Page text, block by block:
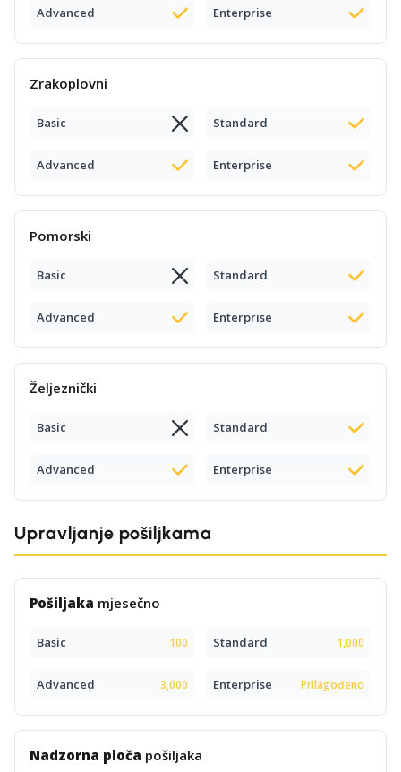
Advanced Enterprise
Zrakoplovni
Basic Standard
Advanced Enterprise
Pomorski
Basic Standard
Advanced Enterprise
Željeznički
Basic Standard
Advanced Enterprise
Upravljanje pošiljkama
Pošiljaka mjesečno
Basic 100 Standard 1,000
Advanced 3,000 Enterprise Prilagođeno
Nadzorna ploča pošiljaka